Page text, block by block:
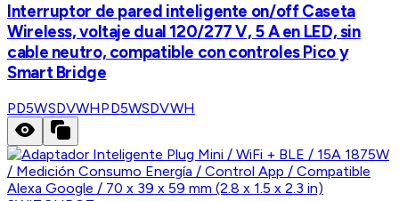
Interruptor de pared inteligente on/off Caseta
Wireless, voltaje dual 120/277 V, 5 A en LED, sin
cable neutro, compatible con controles Pico y
Smart Bridge
PD5WSDVWHPD5WSDVWH